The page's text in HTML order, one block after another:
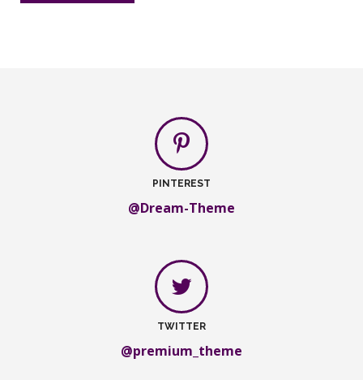
PINTEREST
@Dream-Theme
TWITTER
@premium_theme